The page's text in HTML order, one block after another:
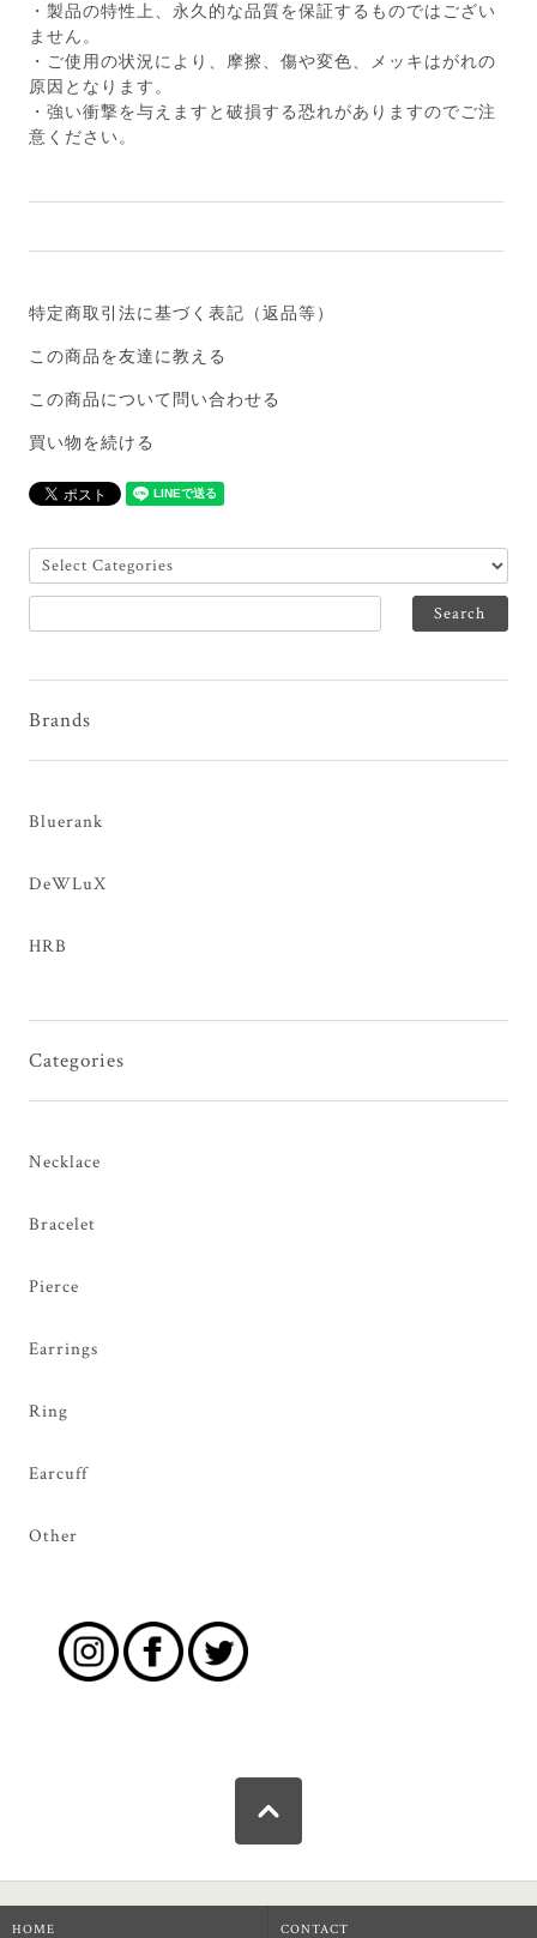
・製品の特性上、永久的な品質を保証するものではござい
ません。
・ご使用の状況により、摩擦、傷や変色、メッキはがれの
原因となります。
・強い衝撃を与えますと破損する恐れがありますのでご注
意ください。
特定商取引法に基づく表記（返品等）
この商品を友達に教える
この商品について問い合わせる
買い物を続ける
Brands
Bluerank
DeWLuX
HRB
Categories
Necklace
Bracelet
Pierce
Earrings
Ring
Earcuff
Other
HOME CONTACT